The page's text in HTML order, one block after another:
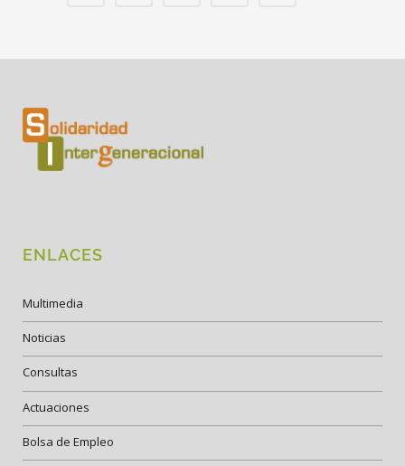
ENLACES
Multimedia
Noticias
Consultas
Actuaciones
Bolsa de Empleo